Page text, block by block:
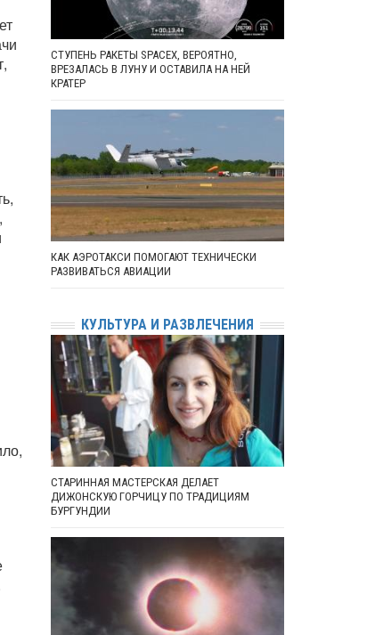
СТУПЕНЬ РАКЕТЫ SPACEX, ВЕРОЯТНО,
ВРЕЗАЛАСЬ В ЛУНУ И ОСТАВИЛА НА НЕЙ
КРАТЕР
КАК АЭРОТАКСИ ПОМОГАЮТ ТЕХНИЧЕСКИ
РАЗВИВАТЬСЯ АВИАЦИИ
КУЛЬТУРА И РАЗВЛЕЧЕНИЯ
СТАРИННАЯ МАСТЕРСКАЯ ДЕЛАЕТ
ДИЖОНСКУЮ ГОРЧИЦУ ПО ТРАДИЦИЯМ
БУРГУНДИИ